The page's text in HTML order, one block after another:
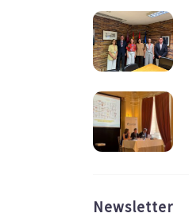
Newsletter